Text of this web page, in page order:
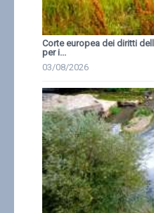
Corte europea dei diritti
per i...
03/08/2026